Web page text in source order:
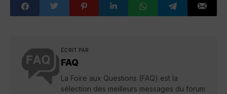
ÉCRIT PAR
FAQ
La Foire aux Questions (FAQ) est la
sélection des meilleurs messages du forum